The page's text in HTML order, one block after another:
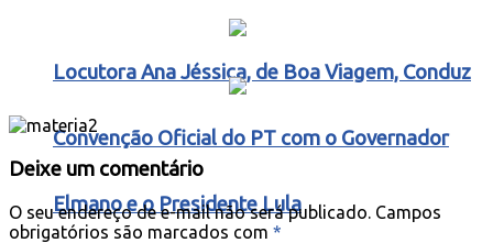
Locutora Ana Jéssica, de Boa Viagem, Conduz
Convenção Oficial do PT com o Governador
Elmano e o Presidente Lula
Deixe um comentário
O seu endereço de e-mail não será publicado. Campos
obrigatórios são marcados com *